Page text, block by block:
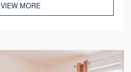
VIEW MORE